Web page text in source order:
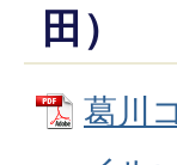
田）
葛川